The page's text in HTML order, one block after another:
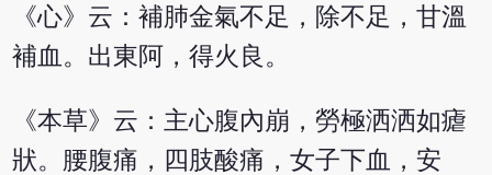
《心》云：補肺金氣不足，除不足，甘溫
補血。出東阿，得火良。
《本草》云：主心腹內崩，勞極洒洒如瘧
狀。腰腹痛，四肢酸痛，女子下血，安